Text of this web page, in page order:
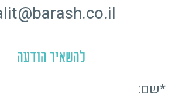
להשאיר הודעה